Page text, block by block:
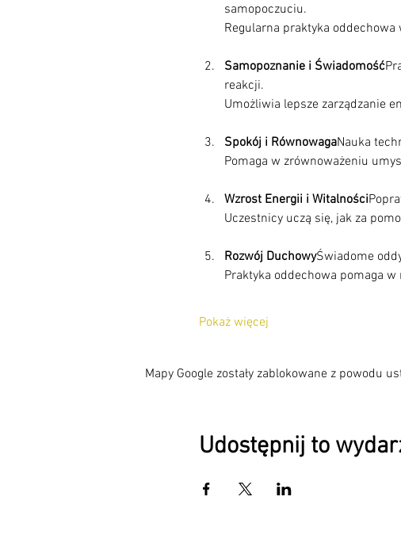
samopoczuciu.
Samopoznanie i Świadomość
reakcji.
Spokój i RównowagaNauka
Wzrost Energii i Witalności
Rozwój DuchowyŚwiadome
Pokaż więcej
Mapy Google zostały zablokowane z powodu
Udostępnij to